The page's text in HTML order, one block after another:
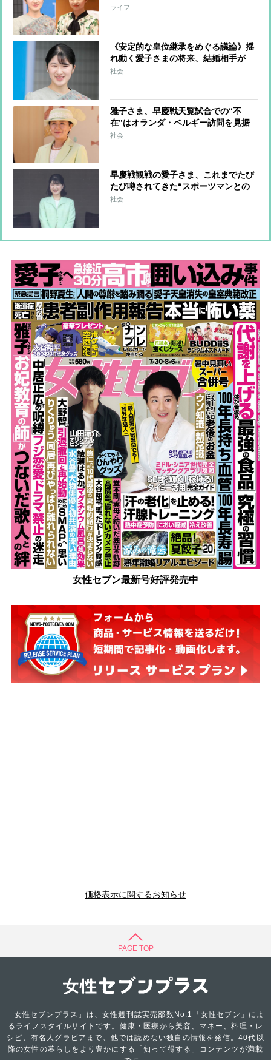
統の一戦を観戦
ライフ
《安定的な皇位継承をめぐる議論》揺
れ動く愛子さまの将来、結婚相手が
「皇族の配偶者である一般人」という
社会
雅子さま、早慶戦天覧試合での“不
在”はオランダ・ベルギー訪問を見据
えたものか 両国とも3日ずつのゆっ
社会
早慶戦観戦の愛子さま、これまでたび
たび噂されてきた“スポーツマンとの
恋” 高校時代は野球部の試合で大は
社会
女性セブン最新号好評発売中
価格表示に関するお知らせ
PAGE TOP
「女性セブンプラス」は、女性週刊誌実売部数No.1「女性セブン」によ
るライフスタイルサイトです。健康・医療から美容、マネー、料理・レ
シピ、有名人グラビアまで、他では読めない独自の情報を発信。40代以
降の女性の暮らしをより豊かにする「知って得する」コンテンツが満載